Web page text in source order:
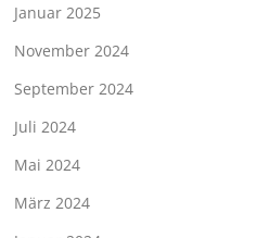
Januar 2025
November 2024
September 2024
Juli 2024
Mai 2024
März 2024